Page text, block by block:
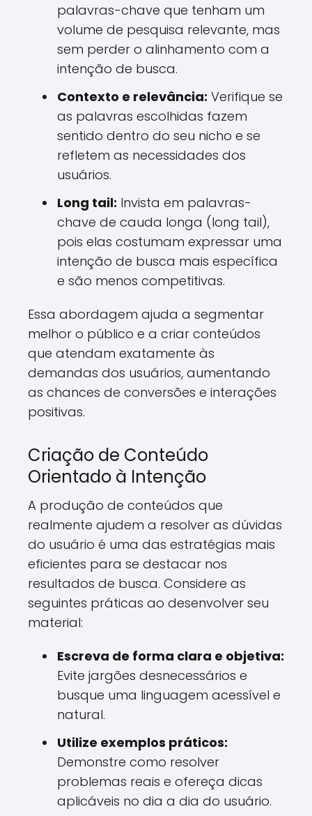
palavras-chave que tenham um
volume de pesquisa relevante, mas
sem perder o alinhamento com a
intenção de busca.
Contexto e relevância: Verifique se
as palavras escolhidas fazem
sentido dentro do seu nicho e se
refletem as necessidades dos
usuários.
Long tail: Invista em palavras-
chave de cauda longa (long tail),
pois elas costumam expressar uma
intenção de busca mais específica
e são menos competitivas.
Essa abordagem ajuda a segmentar
melhor o público e a criar conteúdos
que atendam exatamente às
demandas dos usuários, aumentando
as chances de conversões e interações
positivas.
Criação de Conteúdo
Orientado à Intenção
A produção de conteúdos que
realmente ajudem a resolver as dúvidas
do usuário é uma das estratégias mais
eficientes para se destacar nos
resultados de busca. Considere as
seguintes práticas ao desenvolver seu
material:
Escreva de forma clara e objetiva:
Evite jargões desnecessários e
busque uma linguagem acessível e
natural.
Utilize exemplos práticos:
Demonstre como resolver
problemas reais e ofereça dicas
aplicáveis no dia a dia do usuário.